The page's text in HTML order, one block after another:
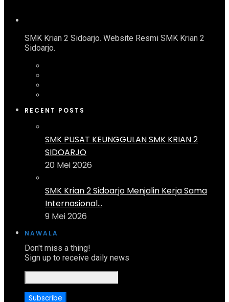
SMK Krian 2 Sidoarjo. Website Resmi SMK Krian 2
Sidoarjo.
RECENT POSTS
SMK PUSAT KEUNGGULAN SMK KRIAN 2
SIDOARJO
20 Mei 2026
SMK Krian 2 Sidoarjo Menjalin Kerja Sama
Internasional...
9 Mei 2026
NAWALA
Don't miss a thing!
Sign up to receive daily news